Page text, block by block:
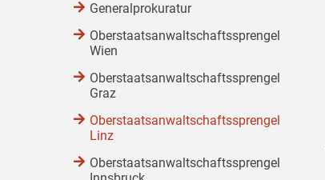
Generalprokuratur
Oberstaatsanwaltschaftssprengel
Wien
Oberstaatsanwaltschaftssprengel
Graz
Oberstaatsanwaltschaftssprengel
Linz
Oberstaatsanwaltschaftssprengel